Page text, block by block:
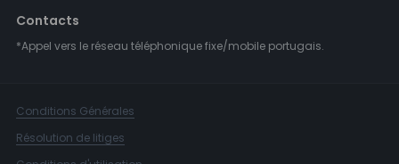
Contacts
*Appel vers le réseau téléphonique fixe/mobile portugais.
Conditions Générales
Résolution de litiges